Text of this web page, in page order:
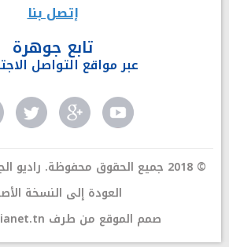
إتصل بنا
تابع جوهرة
عبر مواقع التواصل
© 2018 جميع الحقوق محفوظة. راديو الجوهرة أف آم، تونس
العودة إلى النسخة
صمم الموقع من طرف